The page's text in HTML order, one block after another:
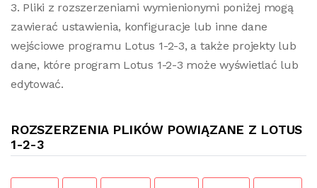
3. Pliki z rozszerzeniami wymienionymi poniżej mogą
zawierać ustawienia, konfiguracje lub inne dane
wejściowe programu Lotus 1-2-3, a także projekty lub
dane, które program Lotus 1-2-3 może wyświetlać lub
edytować.
ROZSZERZENIA PLIKÓW POWIĄZANE Z LOTUS
1-2-3